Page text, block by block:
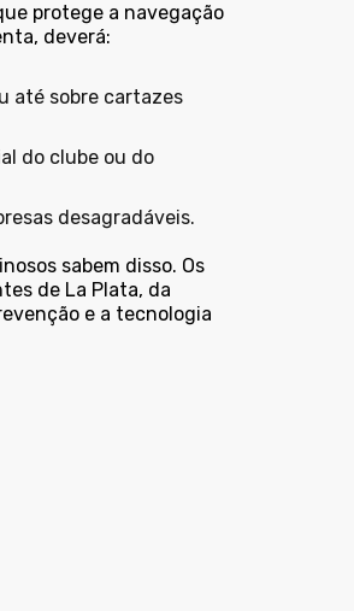
protege a navegação
deverá:
até sobre cartazes
do clube ou do
desagradáveis.
sabem disso. Os
de La Plata, da
e a tecnologia